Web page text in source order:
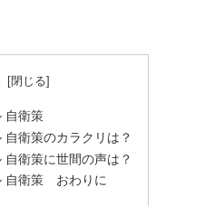
自衛策
衛策のカラクリは？
衛策に世間の声は？
自衛策 おわりに